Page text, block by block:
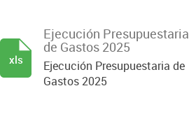
Ejecución Presupuestaria
de Gastos 2025
Ejecución Presupuestaria de
Gastos 2025
xls